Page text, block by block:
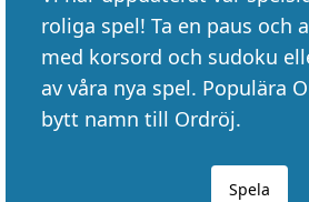
roliga spel! Ta en paus och
med korsord och sudoku
av våra nya spel. Populära
bytt namn till Ordröj.
Spela